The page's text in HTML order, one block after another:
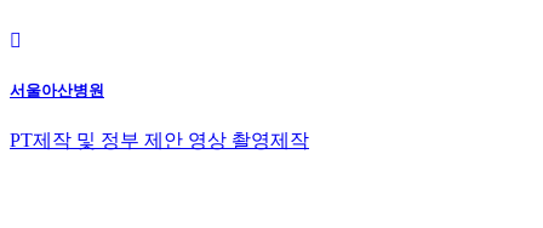
서울아산병원
PT제작 및 정부 제안 영상 촬영제작